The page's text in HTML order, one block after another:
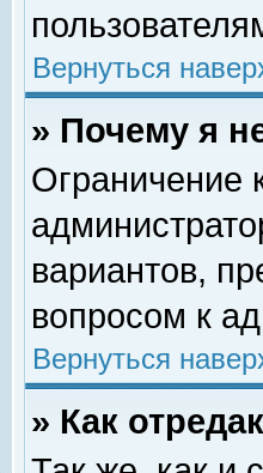
Вернуться
» Почему я
Ограничение
вариантов,
вопросом к
Вернуться
» Как